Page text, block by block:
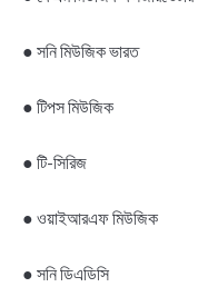
● সনি মিউজিক ভারত
● টিপস মিউজিক
● টি-সিরিজ
● ওয়াইআরএফ মিউজিক
● সনি ডিএডিসি